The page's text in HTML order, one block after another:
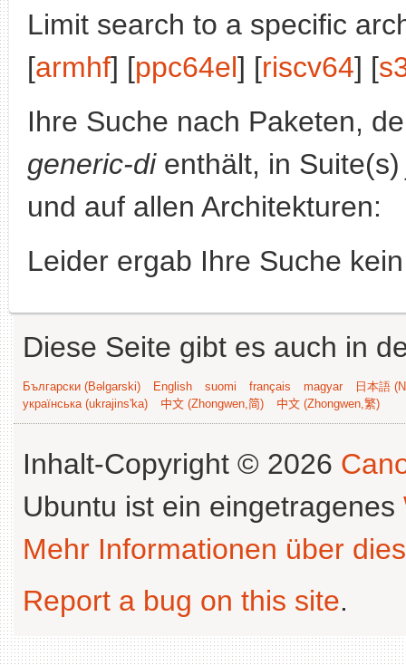
Limit search to a specific
[armhf] [ppc64el] [riscv64] [
Ihre Suche nach Paketen,
generic-dienthält, in
und auf allen Architekturen:
Leider ergab Ihre Suche
Diese Seite gibt es auch in
Български (Bəlgarski) English suomi français magyar
日本語
українська (ukrajins'ka)
中文 (Zhongwen,简) 中文 (Zhongwen,繁)
Inhalt-Copyright © 2026
Ubuntu ist ein eingetragenes
Mehr Informationen über
Report a bug on this site.